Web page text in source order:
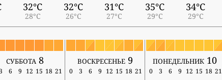
32°C
28°C
32°C
26°C
31°C
27°C
35°C
29°C
34°C
29°C
суббота 8 воскресенье 9 понедельник 10
6 9 12 15 18 21 0 3 6 9 12 15 18 21 0 3 6 9 12 15 18 21